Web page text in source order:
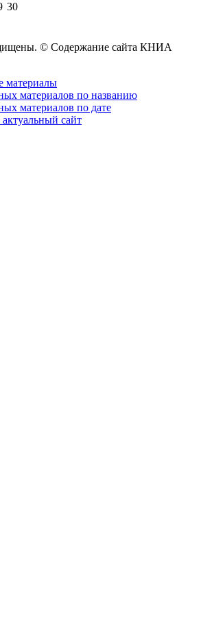
30
© Содержание сайта КНИА
материалы
материалов по названию
материалов по дате
сайт